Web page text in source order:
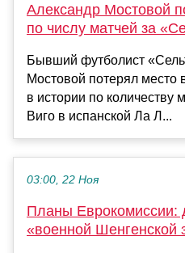
Александр Мостовой
по числу матчей за
Бывший футболист
Мостовой потерял место
в истории по количеству
Виго в испанской Ла Л...
03:00, 22 Ноя
Планы Еврокомиссии:
«военной Шенгенской